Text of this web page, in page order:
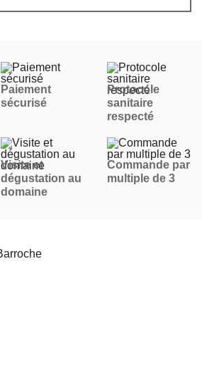
Paiement
sécurisé
Protocole
sanitaire
respecté
Visite et
dégustation au
domaine
Commande par
multiple de 3